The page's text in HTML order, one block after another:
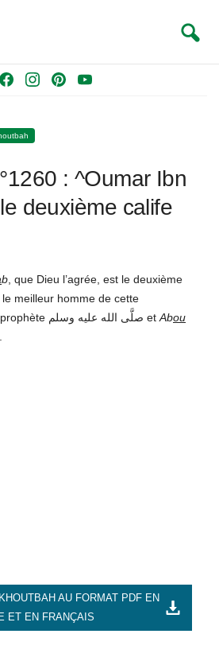
e
o
k
g
a
s
Y
b
a
: ^Oumar Ibn
deuxième calife
b , que Dieu l’agrée, est le deuxième
meilleur homme de cette
communauté après le prophète صلَّى الله عليه وسلم et Abou
AU FORMAT PDF EN
ET EN FRANÇAIS